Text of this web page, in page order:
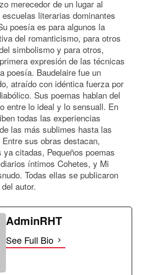
merecedor de un lugar al
literarias dominantes
poesía es para algunos la
del romanticismo, para otros
simbolismo y para otros,
expresión de las técnicas
poesía. Baudelaire fue un
atraído con idéntica fuerza por
Sus poemas hablan del
entre lo ideal y lo sensuall. En
todas las experiencias
las más sublimes hasta las
sus obras destacan,
ya citadas, Pequeños poemas
íntimos Cohetes, y Mi
Todas ellas se publicaron
autor.
AdminRHT
See Full Bio